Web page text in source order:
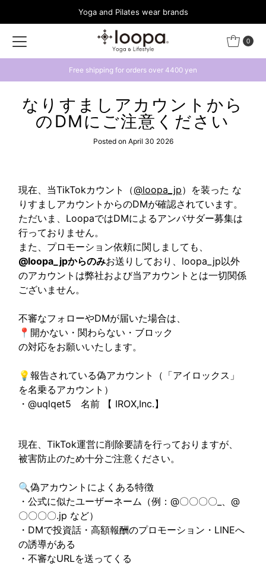
Yoga and Pilates wear brands
0
Free shipping for orders over 4400 yen
なりすましアカウントから
のDMにご注意ください
Posted on April 30 2026
現在、当TikTokカウント（@loopa_jp）を装った な
りすましアカウントからのDMが確認されています。
ただいま、LoopaではDMによるアンバサダー募集は
行っておりません。
また、プロモーション依頼に関しましても、
@loopa_jpからのみお送りしており、loopa_jp以外
のアカウントは弊社および当アカウントとは一切関係
ございません。
不審なフォローやDMが届いた場合は、
📍開かない・関わらない・ブロック
の対応をお願いいたします。
💡報告されている偽アカウント（「アイロックス」
を名乗るアカウント）
・@uqlqet5 名前 【 IROX,Inc.】
現在、TikTok運営に削除要請を行っておりますが、
被害防止のため十分ご注意ください。
🔍偽アカウントによくある特徴
・公式に似たユーザーネーム（例：@〇〇〇〇_、@
〇〇〇〇.jp など）
・DMで投資話・高額報酬のプロモーション・LINEへ
の誘導がある
・不審なURLを送ってくる